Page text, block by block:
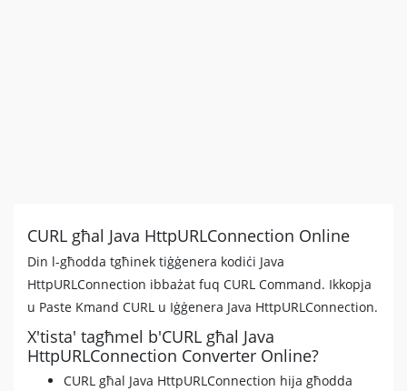
CURL għal Java HttpURLConnection Online
Din l-għodda tgħinek tiġġenera kodiċi Java
HttpURLConnection ibbażat fuq CURL Command. Ikkopja
u Paste Kmand CURL u Iġġenera Java HttpURLConnection.
X'tista' tagħmel b'CURL għal Java
HttpURLConnection Converter Online?
CURL għal Java HttpURLConnection hija għodda